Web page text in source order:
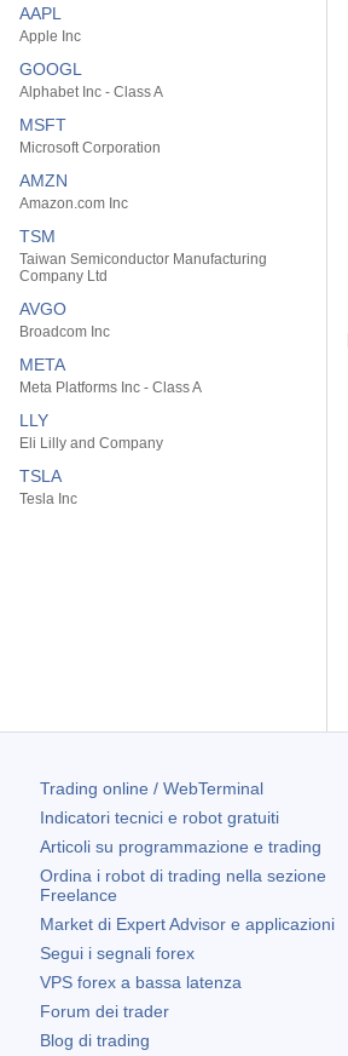
AAPL
Apple Inc
GOOGL
Alphabet Inc - Class A
MSFT
Microsoft Corporation
AMZN
Amazon.com Inc
TSM
Taiwan Semiconductor Manufacturing
Company Ltd
AVGO
Broadcom Inc
META
Meta Platforms Inc - Class A
LLY
Eli Lilly and Company
TSLA
Tesla Inc
Trading online / WebTerminal
Indicatori tecnici e robot gratuiti
Articoli su programmazione e trading
Ordina i robot di trading nella sezione
Freelance
Market di Expert Advisor e applicazioni
Segui i segnali forex
VPS forex a bassa latenza
Forum dei trader
Blog di trading